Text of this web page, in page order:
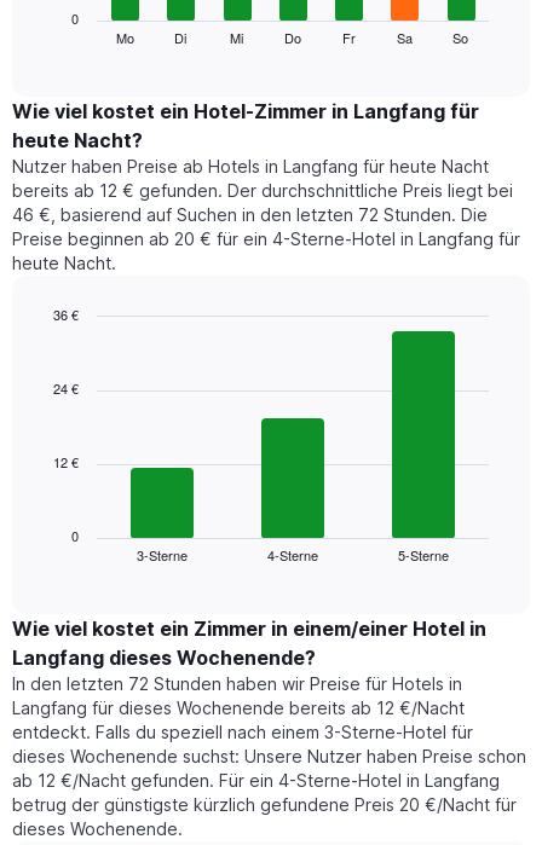
Das
folgende
den
durchschnittlichen
Preis
eines
Zimmers
für
den
jeweiligen
Das
die
Das
Y-
Achse,
die
den
durchschnittlichen
Zimmerpreis
anzeigt.
Mo Di Mi Do Fr Sa So
0
Wie viel kostet ein Hotel-Zimmer in Langfang für
heute Nacht?
Nutzer haben Preise ab Hotels in Langfang für heute Nacht
bereits ab 12 € gefunden. Der durchschnittliche Preis liegt bei
46 €, basierend auf Suchen in den letzten 72 Stunden. Die
Preise beginnen ab 20 € für ein 4-Sterne-Hotel in Langfang für
heute Nacht.
with
Das
zeigt
der
für
heute
Nacht
in
den
letzten
3
Tagen
gefunden
3-Sterne 4-Sterne 5-Sterne
0
12 €
24 €
36 €
Wie viel kostet ein Zimmer in einem/einer Hotel in
Langfang dieses Wochenende?
In den letzten 72 Stunden haben wir Preise für Hotels in
Langfang für dieses Wochenende bereits ab 12 €/Nacht
entdeckt. Falls du speziell nach einem 3-Sterne-Hotel für
dieses Wochenende suchst: Unsere Nutzer haben Preise schon
ab 12 €/Nacht gefunden. Für ein 4-Sterne-Hotel in Langfang
betrug der günstigste kürzlich gefundene Preis 20 €/Nacht für
dieses Wochenende.